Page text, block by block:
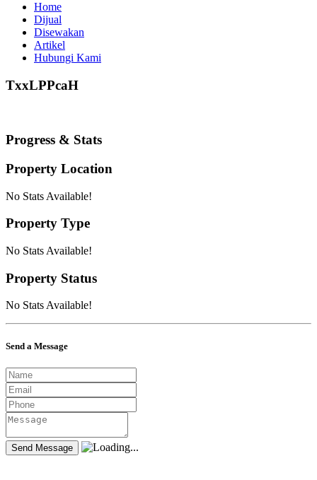
Home
Dijual
Disewakan
Artikel
Hubungi Kami
TxxLPPcaH
Progress & Stats
Property Location
No Stats Available!
Property Type
No Stats Available!
Property Status
No Stats Available!
Send a Message